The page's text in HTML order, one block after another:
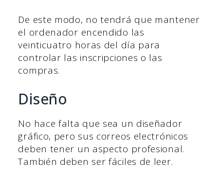
De este modo, no tendrá que mantener
el ordenador encendido las
veinticuatro horas del día para
controlar las inscripciones o las
compras.
Diseño
No hace falta que sea un diseñador
gráfico, pero sus correos electrónicos
deben tener un aspecto profesional.
También deben ser fáciles de leer.